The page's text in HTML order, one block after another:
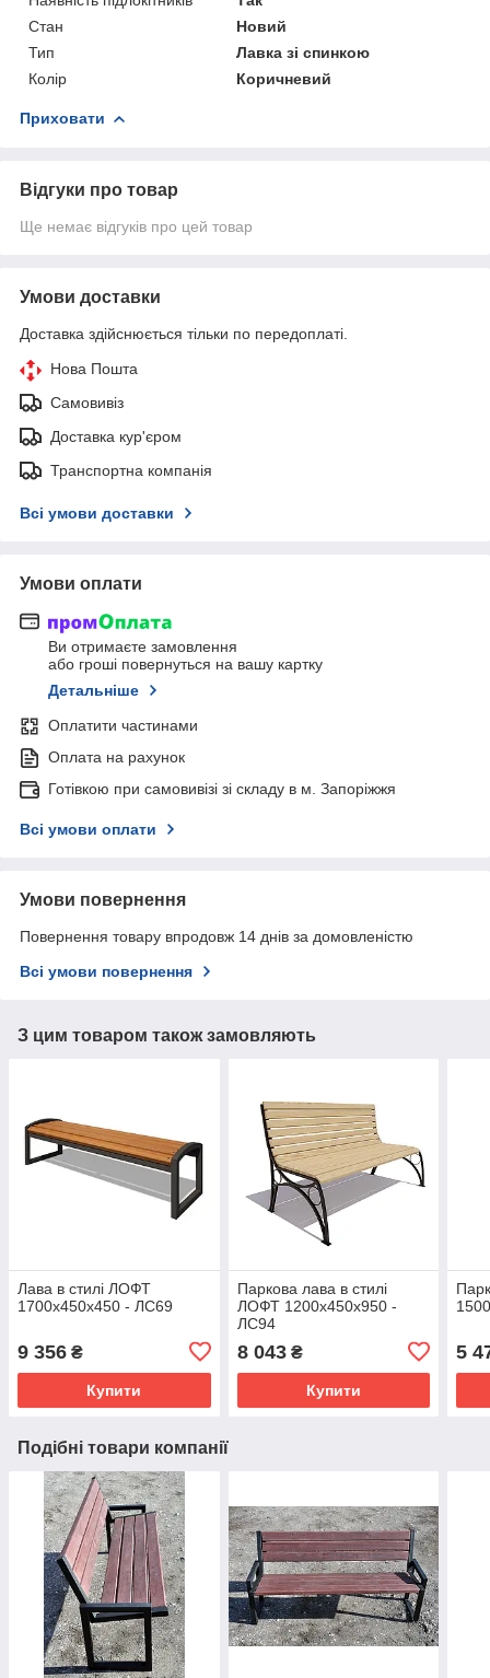
Стан
Новий
Тип
Лавка зі спинкою
Колір
Коричневий
Приховати
Відгуки про товар
Ще немає відгуків про цей товар
Умови доставки
Доставка здійснюється тільки по передоплаті.
Нова Пошта
Самовивіз
Доставка кур'єром
Транспортна компанія
Всі умови доставки
Умови оплати
Ви отримаєте замовлення
або гроші повернуться на вашу картку
Детальніше
Оплатити частинами
Оплата на рахунок
Готівкою при самовивізі зі складу в м. Запоріжжя
Всі умови оплати
Умови повернення
Повернення товару впродовж 14 днів за домовленістю
Всі умови повернення
З цим товаром також замовляють
Лава в стилі ЛОФТ
1700х450х450 - ЛС69
9 356 ₴
Купити
Паркова лава в стилі
ЛОФТ 1200х450х950 -
ЛС94
8 043₴
Купити
5
Подібні товари компанії